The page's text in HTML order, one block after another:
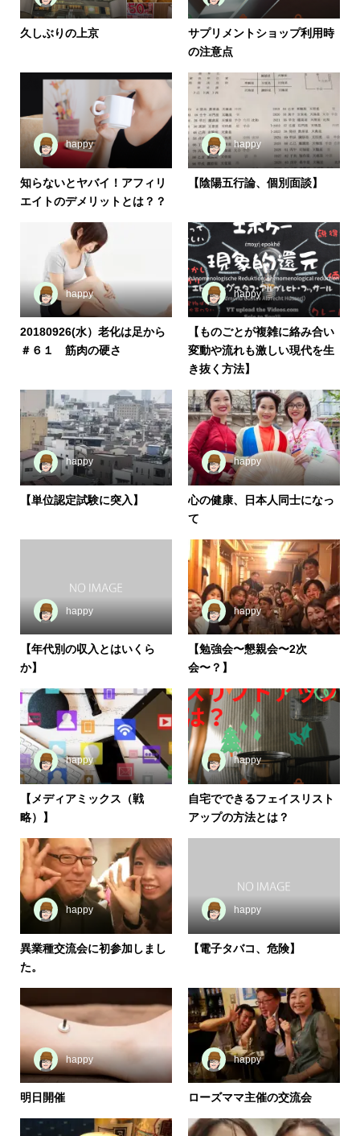
久しぶりの上京
サプリメントショップ利用時
の注意点
happy
知らないとヤバイ！アフィリ
エイトのデメリットとは？？
happy
【陰陽五行論、個別面談】
happy
20180926(水）老化は足から
＃６１ 筋肉の硬さ
happy
【ものごとが複雑に絡み合い
変動や流れも激しい現代を生
き抜く方法】
happy
【単位認定試験に突入】
happy
心の健康、日本人同士になっ
て
happy
【年代別の収入とはいくら
か】
happy
【勉強会〜懇親会〜2次
会〜？】
happy
【メディアミックス（戦
略）】
happy
自宅でできるフェイスリスト
アップの方法とは？
happy
異業種交流会に初参加しまし
た。
happy
【電子タバコ、危険】
happy
明日開催
happy
ローズママ主催の交流会